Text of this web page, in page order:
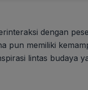
dengan
pun memiliki
lintas budaya